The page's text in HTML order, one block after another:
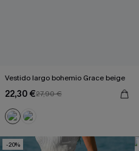
Vestido largo bohemio Grace beige
22,30 €27,90 €
-20%